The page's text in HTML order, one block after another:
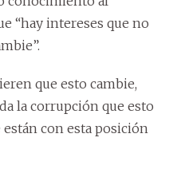
“hay intereses que no
que esto cambie,
la corrupción que esto
con esta posición